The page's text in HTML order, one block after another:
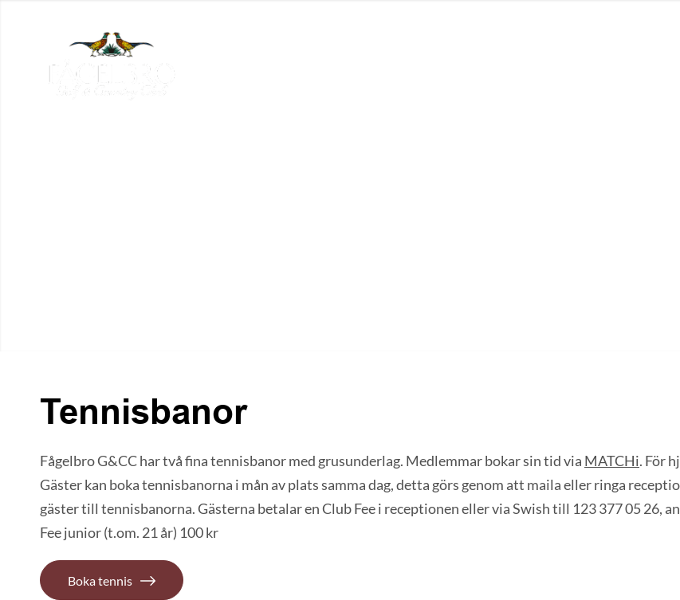
Tennisbanor
Fågelbro G&CC har två fina tennisbanor med grusunderlag. Medlemmar bokar sin tid via MATCHi. För
Gäster kan boka tennisbanorna i mån av plats samma dag, detta görs genom att maila eller ringa
gäster till tennisbanorna. Gästerna betalar en Club Fee i receptionen eller via Swish till 123 377 05 26,
Fee junior (t.om. 21 år) 100 kr
Boka tennis